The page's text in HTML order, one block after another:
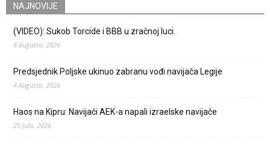
NAJNOVIJE
(VIDEO): Sukob Torcide i BBB u zračnoj luci.
8 Augusta, 2026
Predsjednik Poljske ukinuo zabranu vođi navijača Legije
4 Augusta, 2026
Haos na Kipru: Navijači AEK-a napali izraelske navijače
25 Jula, 2026